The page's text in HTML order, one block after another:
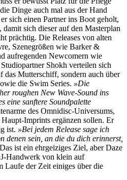
Dinge auch mal aus der Hand
sich einen Partner ins Boot geholt,
sich dieser auf den Masterplan
prächtig. Die Releases von alten
Szenegrößen wie Barker &
aufregenden Newcomern wie
Shokh verteilen sich
Mutterschiff, sondern auch über
die Swim Series. »Die
roughen New Wave-Sound ins
eine sanftere Soundpalette
des Omnidisc-Universums,
Imprints ergänzen sollen. Er
ist. »Bei jedem Release sage ich
denen sein, an die du dich erinnerst,
Das ist ein ehrgeiziges Ziel, aber Daze
Handwerk von klein auf
Laufe der Zeit einiges über die